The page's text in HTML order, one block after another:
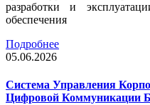
разработки и
обеспечения
Подробнее
05.06.2026
Система Управления
Цифровой Коммуникации